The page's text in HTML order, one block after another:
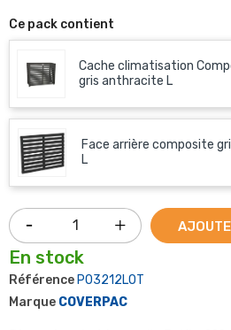
Ce pack contient
Cache climatisation
gris anthracite L
Face arrière composite
L
En stock
Référence P03212LOT
Marque COVERPAC